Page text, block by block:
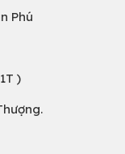
Phú
)